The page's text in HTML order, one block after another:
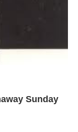
Sunday